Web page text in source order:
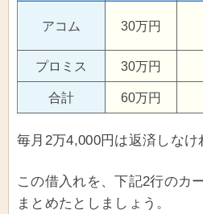
アコム 30万円
プロミス 30万円
合計 60万円
毎月2万4,000円は返済しなけ
この借入れを、下記2行のカ
まとめたとしましょう。